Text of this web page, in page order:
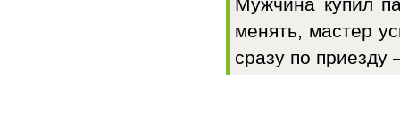
Мужчина купил
менять, мастер
сразу по приезду